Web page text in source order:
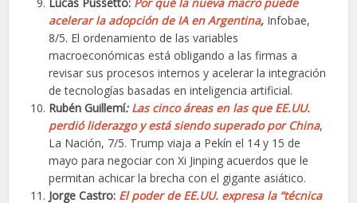
acelerar la adopción de IA en Argentina, Infobae,
8/5. El ordenamiento de las variables
macroeconómicas está obligando a las firmas a
revisar sus procesos internos y acelerar la integración
de tecnologías basadas en inteligencia artificial.
Rubén Guillemí: Las cinco áreas en las que EE.UU.
perdió liderazgo y está siendo superado por China,
La Nación, 7/5. Trump viaja a Pekín el 14 y 15 de
mayo para negociar con Xi Jinping acuerdos que le
permitan achicar la brecha con el gigante asiático.
Jorge Castro: El poder de EE.UU. expresa la “técnica